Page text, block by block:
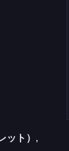
ット）,